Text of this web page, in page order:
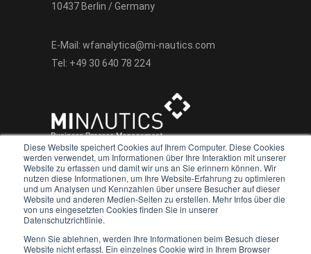
Diese Website speichert Cookies auf Ihrem Computer. Diese Cookies
werden verwendet, um Informationen über Ihre Interaktion mit unserer
Website zu erfassen und damit wir uns an Sie erinnern können. Wir
nutzen diese Informationen, um Ihre Website-Erfahrung zu optimieren
und um Analysen und Kennzahlen über unsere Besucher auf dieser
Website und anderen Medien-Seiten zu erstellen. Mehr Infos über die
von uns eingesetzten Cookies finden Sie in unserer
Datenschutzrichtlinie.
Wenn Sie ablehnen, werden Ihre Informationen beim Besuch dieser
Website nicht erfasst. Ein einzelnes Cookie wird in Ihrem Browser
We value your privacy
personalised ads or content, and analyse our traffic. By
10437 Berlin / Germany
E-Mail: wfanalytica@mi-nautics.com
Tel: +49 30 640 78 224